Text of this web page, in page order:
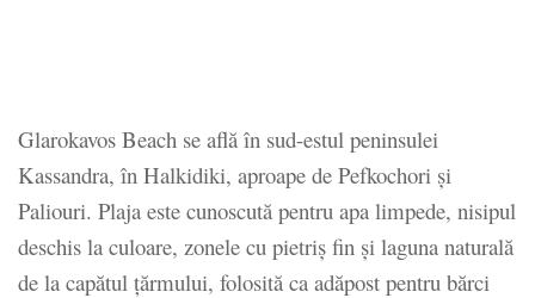
Glarokavos Beach se află în sud-estul peninsulei
Kassandra, în Halkidiki, aproape de Pefkochori și
Paliouri. Plaja este cunoscută pentru apa limpede, nisipul
deschis la culoare, zonele cu pietriș fin și laguna naturală
de la capătul țărmului, folosită ca adăpost pentru bărci